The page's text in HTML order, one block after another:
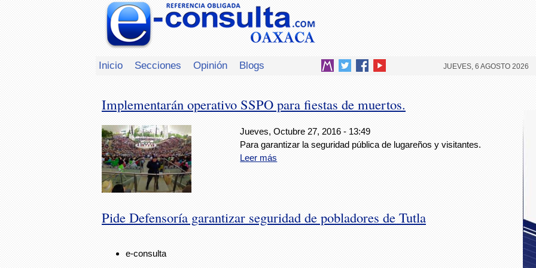
Inicio Secciones Opinión Blogs JUEVES, 6 AGOSTO 2026
Implementarán operativo SSPO para fiestas de muertos.
Jueves, Octubre 27, 2016 - 13:49
Para garantizar la seguridad pública de lugareños y visitantes.
Leer más
Pide Defensoría garantizar seguridad de pobladores de Tutla
e-consulta